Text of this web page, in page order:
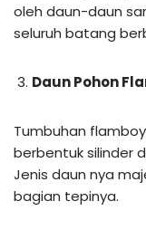
oleh daun-daun
seluruh batang
Daun Pohon
Tumbuhan
berbentuk silinder
Jenis daun nya
bagian tepinya.